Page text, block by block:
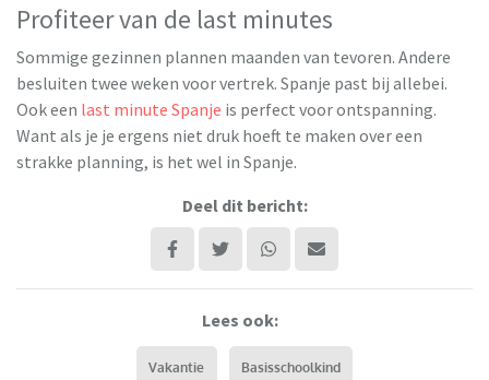
Profiteer van de last minutes
Sommige gezinnen plannen maanden van tevoren. Andere
besluiten twee weken voor vertrek. Spanje past bij allebei.
Ook een last minute Spanje is perfect voor ontspanning.
Want als je je ergens niet druk hoeft te maken over een
strakke planning, is het wel in Spanje.
Deel dit bericht:
Lees ook:
Vakantie Basisschoolkind